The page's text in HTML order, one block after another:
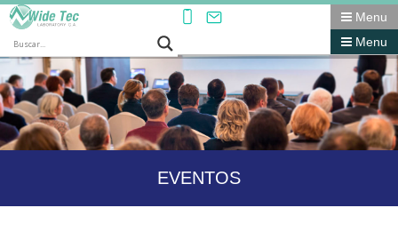
Menu
Menu
EVENTOS